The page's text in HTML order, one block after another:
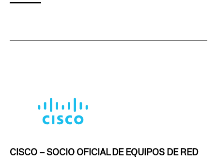
CISCO – SOCIO OFICIAL DE EQUIPOS DE RED